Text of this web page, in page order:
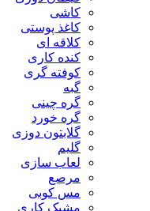
کاشی
کاغذ پوستی
کلاقه ای
کنده کاری
کوفته گری
گبه
گره چینی
گره خورد
گلابتون دوزی
گلیم
لعاب سازی
مرصع
مس کوبی
مشبک کاری